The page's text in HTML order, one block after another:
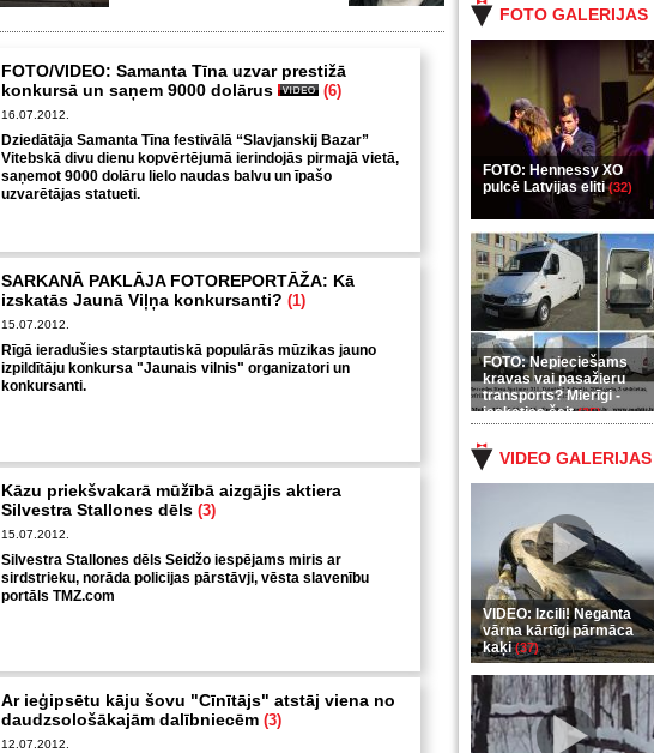
FOTO GALERIJAS
FOTO: Hennessy XO
pulcē Latvijas eliti(32)
FOTO: Nepieciešams
kravas vai pasažieru
transports? Mierīgi -
ieskaties šeit(35)
VIDEO GALERIJAS
VIDEO: Izcili! Neganta
vārna kārtīgi pārmāca
kaķi(37)
FOTO/VIDEO: Samanta Tīna uzvar prestižā
konkursā un saņem 9000 dolārus
(6)
16.07.2012.
Dziedātāja Samanta Tīna festivālā “Slavjanskij Bazar”
Vitebskā divu dienu kopvērtējumā ierindojās pirmajā vietā,
saņemot 9000 dolāru lielo naudas balvu un īpašo
uzvarētājas statueti.
SARKANĀ PAKLĀJA FOTOREPORTĀŽA: Kā
izskatās Jaunā Viļņa konkursanti? (1)
15.07.2012.
Rīgā ieradušies starptautiskā populārās mūzikas jauno
izpildītāju konkursa "Jaunais vilnis" organizatori un
konkursanti.
Kāzu priekšvakarā mūžībā aizgājis aktiera
Silvestra Stallones dēls (3)
15.07.2012.
Silvestra Stallones dēls Seidžo iespējams miris ar
sirdstrieku, norāda policijas pārstāvji, vēsta slavenību
portāls TMZ.com
Ar ieģipsētu kāju šovu "Cīnītājs" atstāj viena no
daudzsološākajām dalībniecēm (3)
12.07.2012.